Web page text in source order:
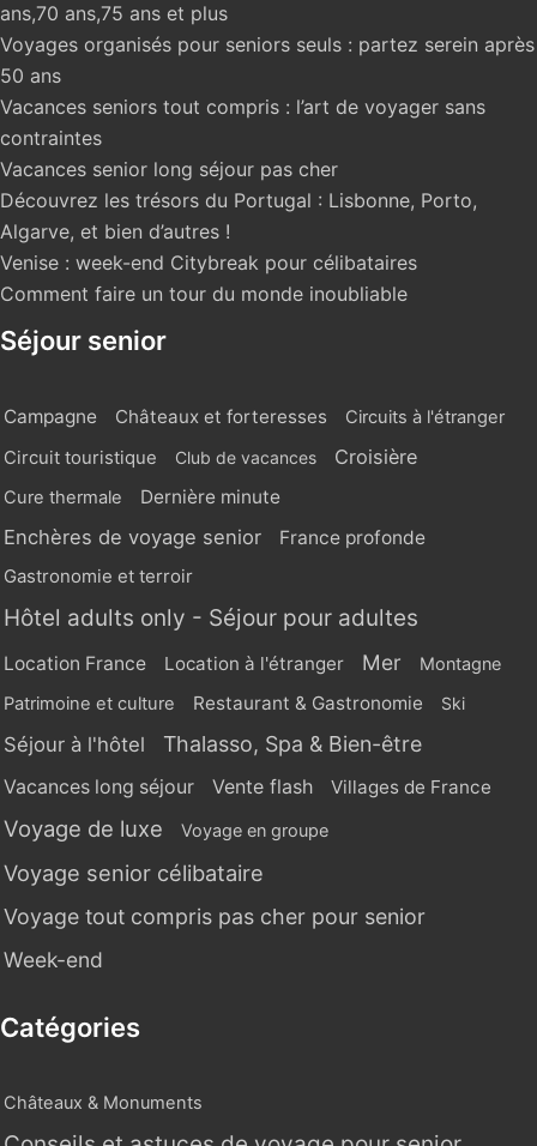
ans,70 ans,75 ans et plus
Voyages organisés pour seniors seuls : partez serein après
50 ans
Vacances seniors tout compris : l’art de voyager sans
contraintes
Vacances senior long séjour pas cher
Découvrez les trésors du Portugal : Lisbonne, Porto,
Algarve, et bien d’autres !
Venise : week-end Citybreak pour célibataires
Comment faire un tour du monde inoubliable
Séjour senior
Campagne Châteaux et forteresses
Circuits à l'étranger
Circuit touristique
Club de vacances Croisière
Cure thermale Dernière minute
Enchères de voyage senior
France profonde
Gastronomie et terroir
Hôtel adults only - Séjour pour adultes
Location France Location à l'étranger Mer Montagne
Patrimoine et culture Restaurant & Gastronomie Ski
Séjour à l'hôtel Thalasso, Spa & Bien-être
Vacances long séjour Vente flash Villages de France
Voyage de luxe Voyage en groupe
Voyage senior célibataire
Voyage tout compris pas cher pour senior
Week-end
Catégories
Châteaux & Monuments